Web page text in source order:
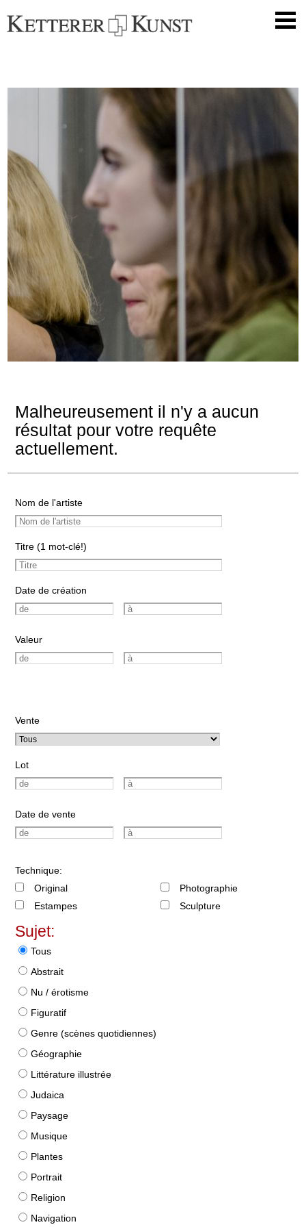
Malheureusement il n'y a aucun
résultat pour votre requête
actuellement.
Nom de l'artiste
Titre (1 mot-clé!)
Date de création
Valeur
Vente
Lot
Date de vente
Technique:
Original
Estampes
Photographie
Sculpture
Sujet:
Tous
Abstrait
Nu / érotisme
Figuratif
Genre (scènes quotidiennes)
Géographie
Littérature illustrée
Judaica
Paysage
Musique
Plantes
Portrait
Religion
Navigation